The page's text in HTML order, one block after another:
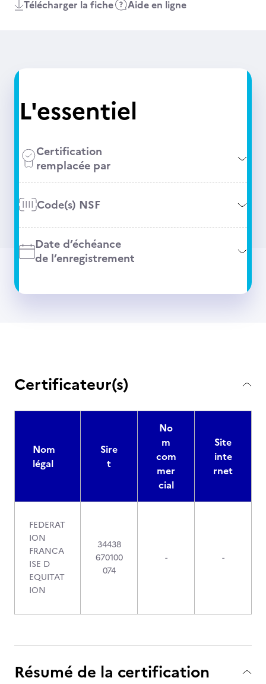
Télécharger la fiche Aide en ligne
L'essentiel
Certification
remplacée par
Code(s) NSF
Date d’échéance
de l’enregistrement
Certificateur(s)
Nom
légal
Sire
t
No
m
com
mer
cial
Site
inte
rnet
FEDERAT
ION
FRANCA
ISE D
EQUITAT
ION
34438
670100
074
- -
Résumé de la certification